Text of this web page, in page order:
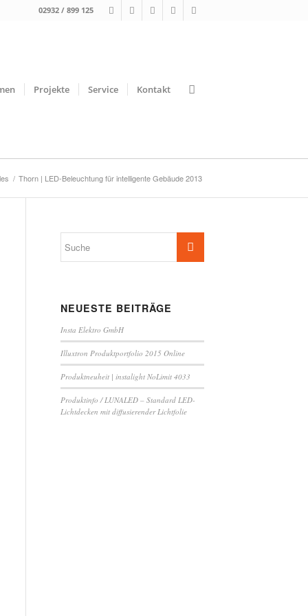
02932 / 899 125
Projekte Service Kontakt
/ Thorn | LED-Beleuchtung für intelligente Gebäude 2013
NEUESTE BEITRÄGE
Insta Elektro GmbH
Illuxtron Produktportfolio 2015 Online
Produktneuheit | instalight NoLimit 4033
Produktinfo / LUNALED – Standard LED-
Lichtdecken mit diffusierender Lichtfolie